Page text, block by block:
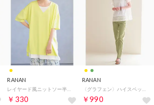
RANAN
￥330
RANAN
￥990